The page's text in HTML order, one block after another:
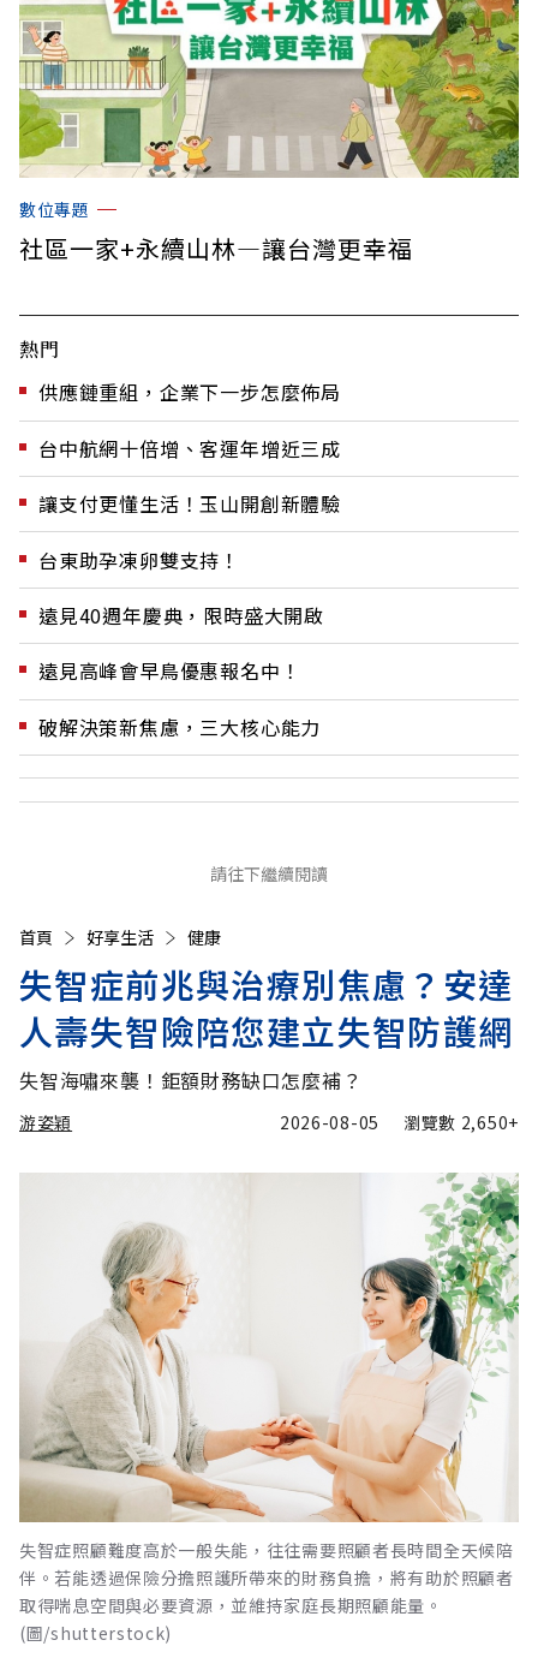
數位專題
社區一家+永續山林—讓台灣更幸福
熱門
供應鏈重組，企業下一步怎麼佈局
台中航網十倍增、客運年增近三成
讓支付更懂生活！玉山開創新體驗
台東助孕凍卵雙支持！
遠見40週年慶典，限時盛大開啟
遠見高峰會早鳥優惠報名中！
破解決策新焦慮，三大核心能力
請往下繼續閱讀
首頁 好享生活 健康
失智症前兆與治療別焦慮？安達
人壽失智險陪您建立失智防護網
失智海嘯來襲！鉅額財務缺口怎麼補？
游姿穎 2026-08-05 瀏覽數 2,650+
失智症照顧難度高於一般失能，往往需要照顧者長時間全天候陪
伴。若能透過保險分擔照護所帶來的財務負擔，將有助於照顧者
取得喘息空間與必要資源，並維持家庭長期照顧能量。
(圖/shutterstock)